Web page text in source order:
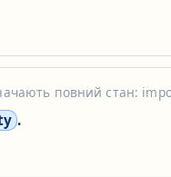
повний стан:
.